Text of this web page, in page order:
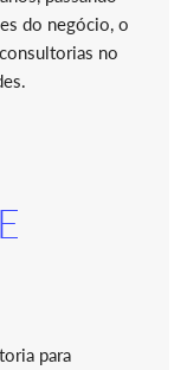
do negócio, o
no
para